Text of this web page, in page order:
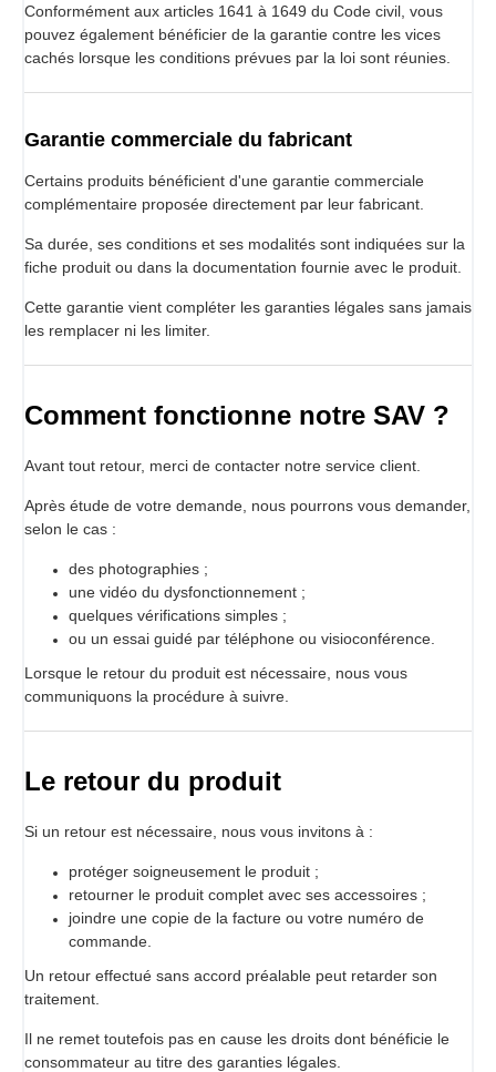
Conformément aux articles 1641 à 1649 du Code civil, vous
pouvez également bénéficier de la garantie contre les vices
cachés lorsque les conditions prévues par la loi sont réunies.
Garantie commerciale du fabricant
Certains produits bénéficient d'une garantie commerciale
complémentaire proposée directement par leur fabricant.
Sa durée, ses conditions et ses modalités sont indiquées sur la
fiche produit ou dans la documentation fournie avec le produit.
Cette garantie vient compléter les garanties légales sans jamais
les remplacer ni les limiter.
Comment fonctionne notre SAV ?
Avant tout retour, merci de contacter notre service client.
Après étude de votre demande, nous pourrons vous demander,
selon le cas :
des photographies ;
une vidéo du dysfonctionnement ;
quelques vérifications simples ;
ou un essai guidé par téléphone ou visioconférence.
Lorsque le retour du produit est nécessaire, nous vous
communiquons la procédure à suivre.
Le retour du produit
Si un retour est nécessaire, nous vous invitons à :
protéger soigneusement le produit ;
retourner le produit complet avec ses accessoires ;
joindre une copie de la facture ou votre numéro de
commande.
Un retour effectué sans accord préalable peut retarder son
traitement.
Il ne remet toutefois pas en cause les droits dont bénéficie le
consommateur au titre des garanties légales.